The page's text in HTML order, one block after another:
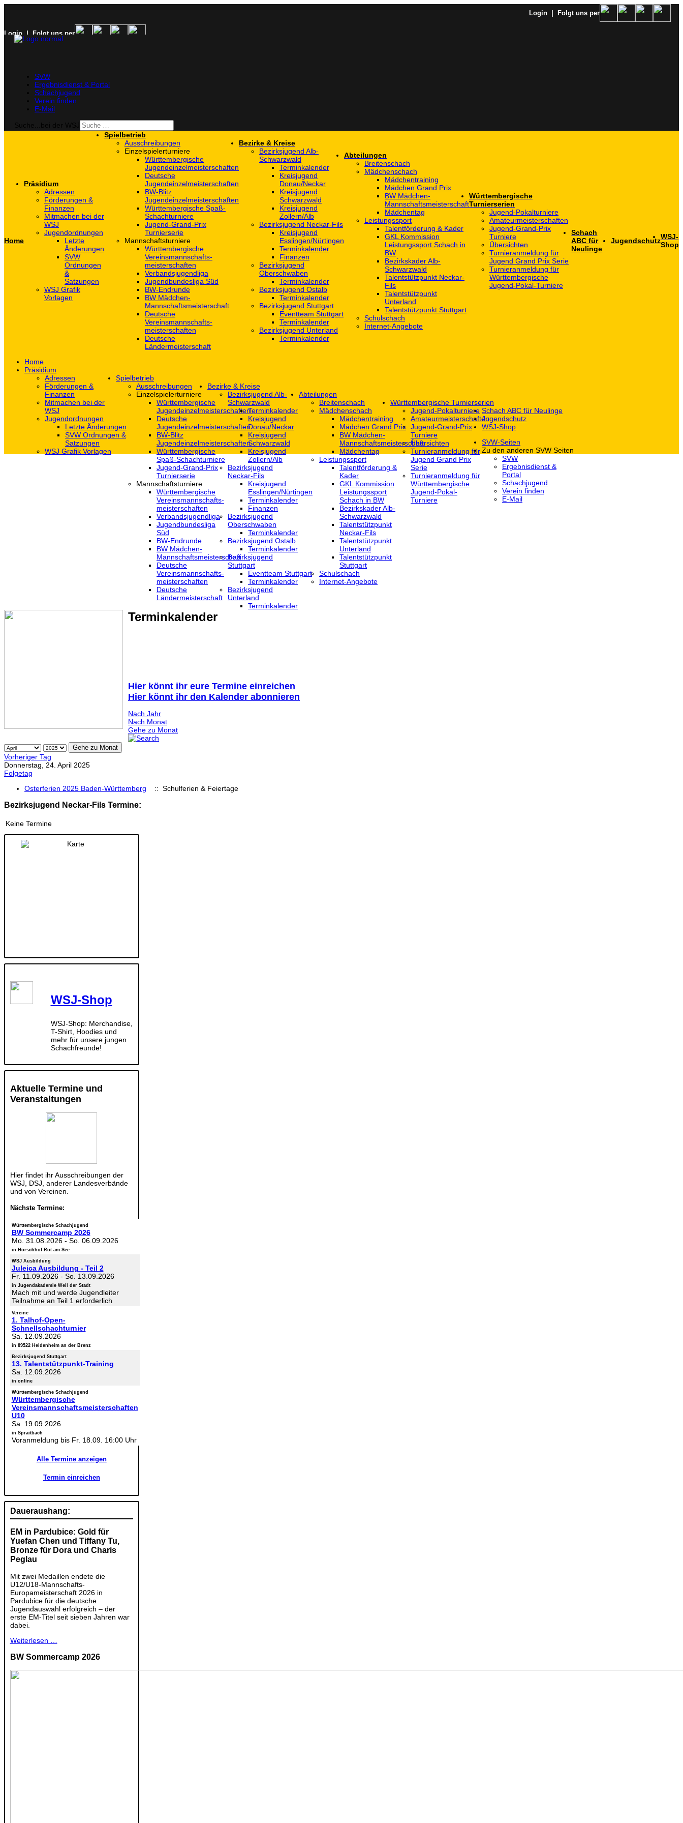
Login | Folgt uns per
Login | Folgt uns per
SVW
Ergebnisdienst & Portal
Schachjugend
Verein finden
E-Mail
Home
Präsidium
Adressen
Förderungen &
Finanzen
Mitmachen bei der
WSJ
Jugendordnungen
Letzte
Änderungen
SVW
Ordnungen
&
Satzungen
WSJ Grafik
Vorlagen
Spielbetrieb
Ausschreibungen
Einzelspielerturniere
Württembergische
Jugendeinzelmeisterschaften
Deutsche
Jugendeinzelmeisterschaften
BW-Blitz
Jugendeinzelmeisterschaften
Württembergische Spaß-
Schachturniere
Jugend-Grand-Prix
Turnierserie
Mannschaftsturniere
Württembergische
Vereinsmannschafts-
meisterschaften
Verbandsjugendliga
Jugendbundesliga Süd
BW-Endrunde
BW Mädchen-
Mannschaftsmeisterschaft
Deutsche
Vereinsmannschafts-
meisterschaften
Deutsche
Ländermeisterschaft
Bezirke & Kreise
Bezirksjugend Alb-
Schwarzwald
Terminkalender
Kreisjugend
Donau/Neckar
Kreisjugend
Schwarzwald
Kreisjugend
Zollern/Alb
Bezirksjugend Neckar-Fils
Kreisjugend
‎Esslingen/Nürtingen
Terminkalender
Finanzen
Bezirksjugend
Oberschwaben
Terminkalender
Bezirksjugend Ostalb
Terminkalender
Bezirksjugend Stuttgart
‎Eventteam Stuttgart
Terminkalender
Bezirksjugend Unterland
Terminkalender
Abteilungen
Breitenschach
Mädchenschach
Mädchentraining
Mädchen Grand Prix
BW Mädchen-
Mannschaftsmeisterschaft
Mädchentag
Leistungssport
Talentförderung & Kader
GKL Kommission
Leistungssport Schach in
BW
Bezirkskader Alb-
Schwarzwald
Talentstützpunkt Neckar-
Fils
Talentstützpunkt
Unterland
Talentstützpunkt Stuttgart
Schulschach
Internet-Angebote
Württembergische
Turnierserien
Jugend-Pokalturniere
Amateurmeisterschaften
Jugend-Grand-Prix
Turniere
Übersichten
Turnieranmeldung für
Jugend Grand Prix Serie
Turnieranmeldung für
Württembergische
Jugend-Pokal-Turniere
Schach
ABC für
Neulinge
JugendschutzWSJ-
Shop
Home
Präsidium
Adressen
Förderungen &
Finanzen
Mitmachen bei der
WSJ
Jugendordnungen
Letzte Änderungen
SVW Ordnungen &
Satzungen
WSJ Grafik Vorlagen
Spielbetrieb
Ausschreibungen
Einzelspielerturniere
Württembergische
Jugendeinzelmeisterschaften
Deutsche
Jugendeinzelmeisterschaften
BW-Blitz
Jugendeinzelmeisterschaften
Württembergische
Spaß-Schachturniere
Jugend-Grand-Prix
Turnierserie
Mannschaftsturniere
Württembergische
Vereinsmannschafts-
meisterschaften
Verbandsjugendliga
Jugendbundesliga
Süd
BW-Endrunde
BW Mädchen-
Mannschaftsmeisterschaft
Deutsche
Vereinsmannschafts-
meisterschaften
Deutsche
Ländermeisterschaft
Bezirke & Kreise
Bezirksjugend Alb-
Schwarzwald
Terminkalender
Kreisjugend
Donau/Neckar
Kreisjugend
Schwarzwald
Kreisjugend
Zollern/Alb
Bezirksjugend
Neckar-Fils
Kreisjugend
‎Esslingen/Nürtingen
Terminkalender
Finanzen
Bezirksjugend
Oberschwaben
Terminkalender
Bezirksjugend Ostalb
Terminkalender
Bezirksjugend
Stuttgart
‎Eventteam Stuttgart
Terminkalender
Bezirksjugend
Unterland
Terminkalender
Abteilungen
Breitenschach
Mädchenschach
Mädchentraining
Mädchen Grand Prix
BW Mädchen-
Mannschaftsmeisterschaft
Mädchentag
Leistungssport
Talentförderung &
Kader
GKL Kommission
Leistungssport
Schach in BW
Bezirkskader Alb-
Schwarzwald
Talentstützpunkt
Neckar-Fils
Talentstützpunkt
Unterland
Talentstützpunkt
Stuttgart
Schulschach
Internet-Angebote
Württembergische Turnierserien
Jugend-Pokalturniere
Amateurmeisterschaften
Jugend-Grand-Prix
Turniere
Übersichten
Turnieranmeldung für
Jugend Grand Prix
Serie
Turnieranmeldung für
Württembergische
Jugend-Pokal-
Turniere
Schach ABC für Neulinge
Jugendschutz
WSJ-Shop
SVW-Seiten
Zu den anderen SVW Seiten
SVW
Ergebnisdienst &
Portal
Schachjugend
Verein finden
E-Mail
Terminkalender
Hier könnt ihr eure Termine einreichen
Hier könnt ihr den Kalender abonnieren
Nach Jahr
Nach Monat
Gehe zu Monat
Gehe zu Monat
Vorheriger Tag
Donnerstag, 24. April 2025
Folgetag
Osterferien 2025 Baden-Württemberg
:: Schulferien & Feiertage
Bezirksjugend Neckar-Fils Termine:
Keine Termine
WSJ-Shop
WSJ-Shop: Merchandise,
T-Shirt, Hoodies und
mehr für unsere jungen
Schachfreunde!
Aktuelle Termine und
Veranstaltungen
Hier findet ihr Ausschreibungen der
WSJ, DSJ, anderer Landesverbände
und von Vereinen.
Nächste Termine:
Württembergische Schachjugend
BW Sommercamp 2026
Mo. 31.08.2026- So. 06.09.2026
in Horschhof Rot am See
WSJ Ausbildung
Juleica Ausbildung - Teil 2
Fr. 11.09.2026- So. 13.09.2026
in Jugendakademie Weil der Stadt
Mach mit und werde Jugendleiter
Teilnahme an Teil 1 erforderlich
Vereine
1. Talhof-Open-
Schnellschachturnier
Sa. 12.09.2026
in 89522 Heidenheim an der Brenz
Bezirksjugend Stuttgart
13. Talentstützpunkt-Training
Sa. 12.09.2026
in online
Württembergische Schachjugend
Württembergische
Vereinsmannschaftsmeisterschaften
U10
Sa. 19.09.2026
in Spraitbach
Voranmeldung bis Fr. 18.09. 16:00 Uhr
Alle Termine anzeigen
Termin einreichen
Daueraushang:
EM in Pardubice: Gold für
Yuefan Chen und Tiffany Tu,
Bronze für Dora und Charis
Peglau
Mit zwei Medaillen endete die
U12/U18-Mannschafts-
Europameisterschaft 2026 in
Pardubice für die deutsche
Jugendauswahl erfolgreich – der
erste EM-Titel seit sieben Jahren war
dabei.
Weiterlesen …
BW Sommercamp 2026